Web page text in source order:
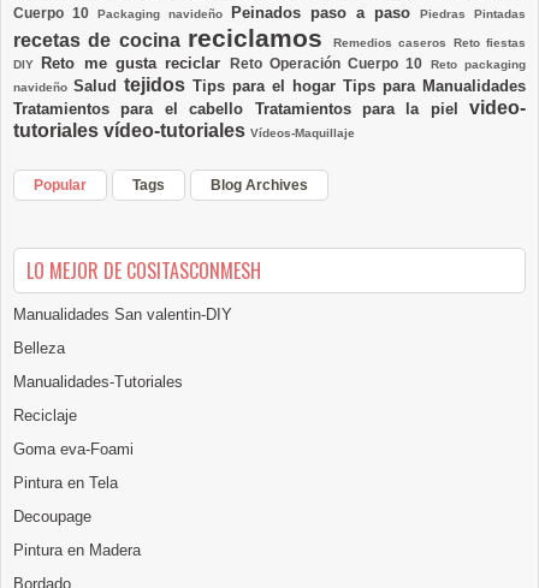
Cuerpo 10 Packaging navideño Peinados paso a paso Piedras Pintadas
recetas de cocina reciclamos Remedios caseros Reto fiestas
DIY
Reto me gusta reciclar Reto Operación Cuerpo 10
Reto packaging
navideño Salud tejidos Tips para el hogar Tips para Manualidades
Tratamientos para el cabello Tratamientos para la piel video-
tutoriales vídeo-tutoriales Vídeos-Maquillaje
Popular Tags Blog Archives
LO MEJOR DE COSITASCONMESH
Manualidades San valentin-DIY
Belleza
Manualidades-Tutoriales
Reciclaje
Goma eva-Foami
Pintura en Tela
Decoupage
Pintura en Madera
Bordado